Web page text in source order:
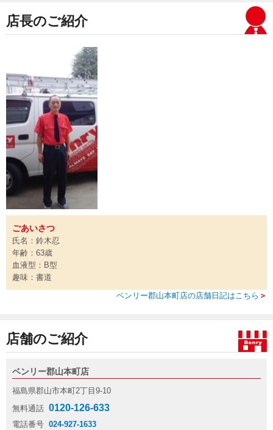
店長のご紹介
ごあいさつ
氏名：鈴木忍
年齢：63歳
血液型：B型
趣味：書道
ベンリー郡山本町店の店舗日記はこちら ＞
店舗のご紹介
ベンリー郡山本町店
福島県郡山市本町2丁目9-10
無料通話 0120-126-633
電話番号 024-927-1633